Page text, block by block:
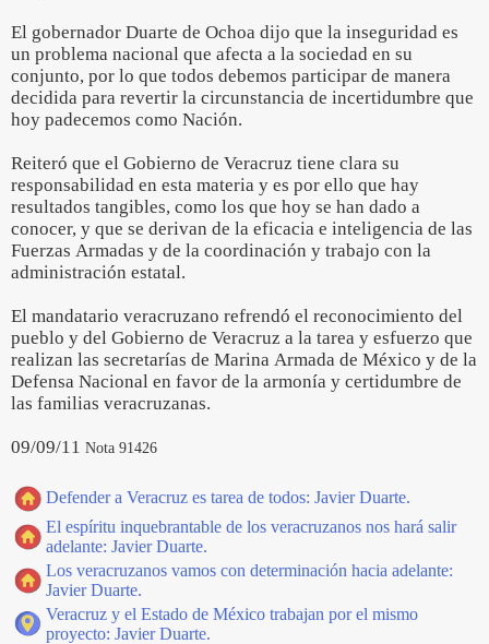
El gobernador Duarte de Ochoa dijo que la inseguridad es
un problema nacional que afecta a la sociedad en su
conjunto, por lo que todos debemos participar de manera
decidida para revertir la circunstancia de incertidumbre que
hoy padecemos como Nación.
Reiteró que el Gobierno de Veracruz tiene clara su
responsabilidad en esta materia y es por ello que hay
resultados tangibles, como los que hoy se han dado a
conocer, y que se derivan de la eficacia e inteligencia de las
Fuerzas Armadas y de la coordinación y trabajo con la
administración estatal.
El mandatario veracruzano refrendó el reconocimiento del
pueblo y del Gobierno de Veracruz a la tarea y esfuerzo que
realizan las secretarías de Marina Armada de México y de la
Defensa Nacional en favor de la armonía y certidumbre de
las familias veracruzanas.
09/09/11 Nota 91426
Defender a Veracruz es tarea de todos: Javier Duarte.
El espíritu inquebrantable de los veracruzanos nos hará salir
adelante: Javier Duarte.
Los veracruzanos vamos con determinación hacia adelante:
Javier Duarte.
Veracruz y el Estado de México trabajan por el mismo
proyecto: Javier Duarte.